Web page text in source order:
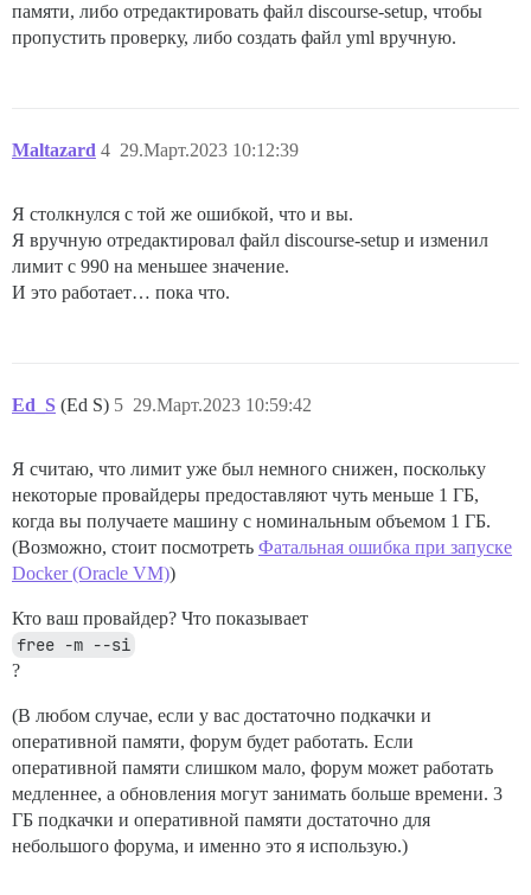
памяти, либо отредактировать файл discourse-setup, чтобы
пропустить проверку, либо создать файл yml вручную.
Maltazard 29.Март.2023 10:12:39
4
Я столкнулся с той же ошибкой, что и вы.
Я вручную отредактировал файл discourse-setup и изменил
лимит с 990 на меньшее значение.
И это работает… пока что.
Ed_S (Ed S) 29.Март.2023 10:59:42
5
Я считаю, что лимит уже был немного снижен, поскольку
некоторые провайдеры предоставляют чуть меньше 1 ГБ,
когда вы получаете машину с номинальным объемом 1 ГБ.
(Возможно, стоит посмотреть Фатальная ошибка при запуске
Docker (Oracle VM))
Кто ваш провайдер? Что показывает
free -m --si
?
(В любом случае, если у вас достаточно подкачки и
оперативной памяти, форум будет работать. Если
оперативной памяти слишком мало, форум может работать
медленнее, а обновления могут занимать больше времени. 3
ГБ подкачки и оперативной памяти достаточно для
небольшого форума, и именно это я использую.)